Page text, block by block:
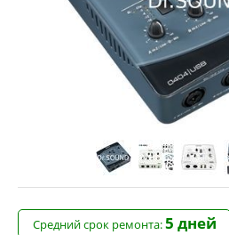
Средний срок ремонта:5 дней